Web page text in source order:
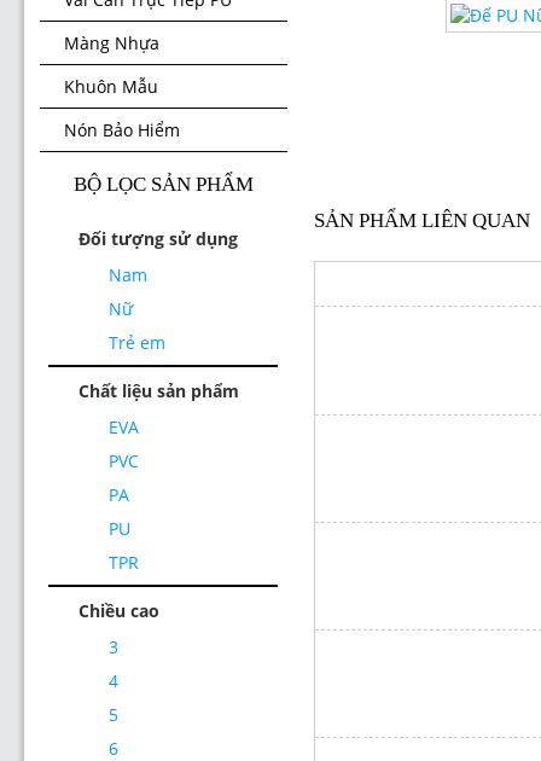
Màng Nhựa
Khuôn Mẫu
Nón Bảo Hiểm
BỘ LỌC SẢN PHẨM
Đối tượng sử dụng
Nam
Nữ
Trẻ em
Chất liệu sản phẩm
EVA
PVC
PA
PU
TPR
Chiều cao
3
4
5
6
SẢN PHẨM LIÊN QUAN